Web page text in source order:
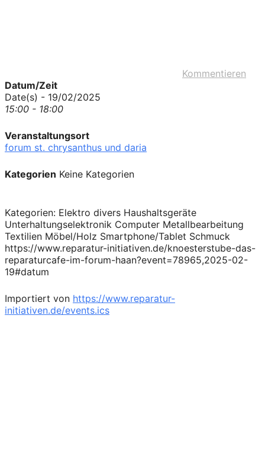
Kommentieren
Datum/Zeit
Date(s) - 19/02/2025
15:00 - 18:00
Veranstaltungsort
forum st. chrysanthus und daria
Kategorien Keine Kategorien
Kategorien: Elektro divers Haushaltsgeräte
Unterhaltungselektronik Computer Metallbearbeitung
Textilien Möbel/Holz Smartphone/Tablet Schmuck
https://www.reparatur-initiativen.de/knoesterstube-das-
reparaturcafe-im-forum-haan?event=78965,2025-02-
19#datum
Importiert von https://www.reparatur-
initiativen.de/events.ics